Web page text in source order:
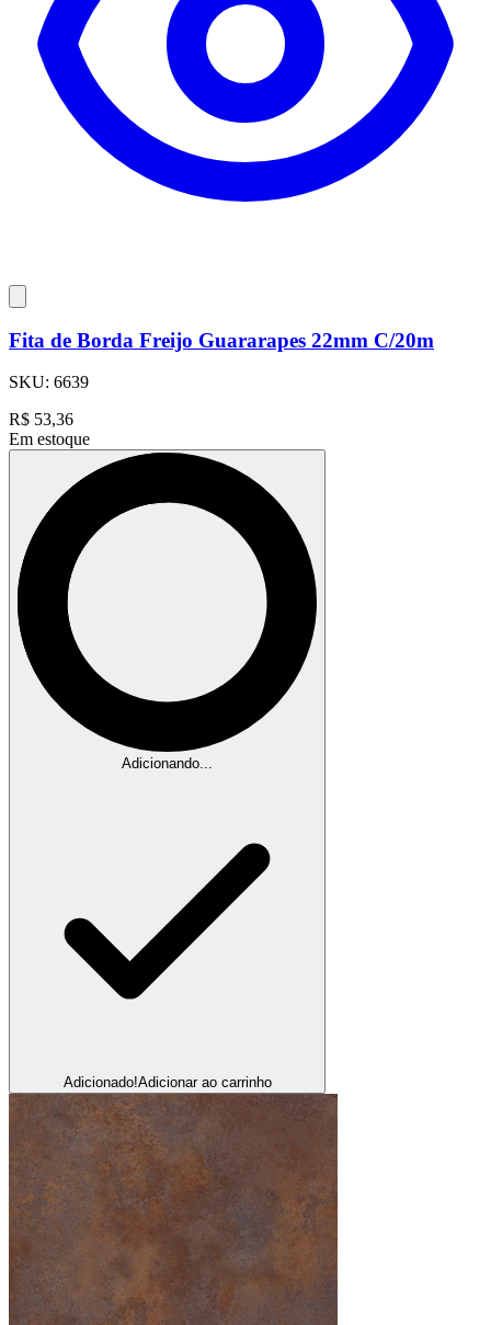
Fita de Borda Freijo Guararapes 22mm C/20m
SKU: 6639
R$ 53,36
Em estoque
Adicionando...
Adicionado!Adicionar ao carrinho